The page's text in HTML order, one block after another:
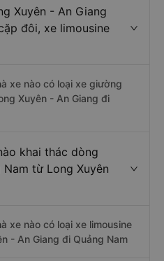
Xuyên - An Giang
đôi, xe limousine
xe nào có loại xe giường
Xuyên - An Giang đi
khai thác dòng
từ Long Xuyên
xe nào có loại xe limousine
- An Giang đi Quảng Nam